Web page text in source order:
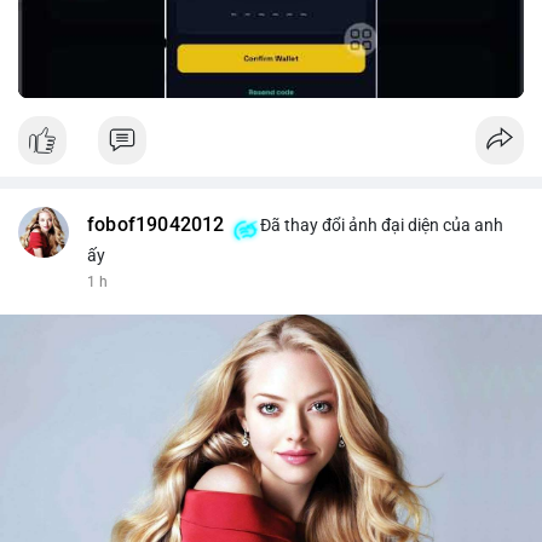
fobof19042012
Đã thay đổi ảnh đại diện của anh
ấy
1 h